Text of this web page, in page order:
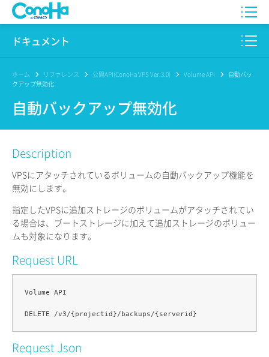
WING
Pencil
サービス一覧
サポート
ドキュメント
このサイトについて
プロダクト
リファレンス
リリースノート
ホーム リファレンス 公開API(ConoHa VPS Ver.3.0) Volume API
自動バッ
クアップ無効化
自動バックアップ無効化
Description
VPSにアタッチされているボリュームの自動バックアップ機能を
無効にします。
指定したVPSに追加ストレージのボリュームがアタッチされてい
る場合は、ブートストレージに加えて追加ストレージのボリュー
ムも対象になります。
Request URL
Volume API
Request Json